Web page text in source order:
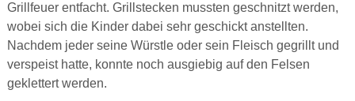
Grillfeuer entfacht. Grillstecken mussten geschnitzt werden,
wobei sich die Kinder dabei sehr geschickt anstellten.
Nachdem jeder seine Würstle oder sein Fleisch gegrillt und
verspeist hatte, konnte noch ausgiebig auf den Felsen
geklettert werden.